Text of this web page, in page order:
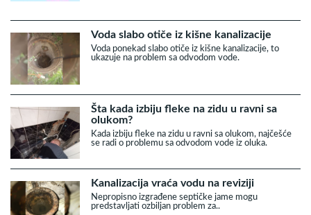
Voda slabo otiče iz kišne kanalizacije
Voda ponekad slabo otiče iz kišne kanalizacije, to
ukazuje na problem sa odvodom vode.
Šta kada izbiju fleke na zidu u ravni sa
olukom?
Kada izbiju fleke na zidu u ravni sa olukom, najčešće
se radi o problemu sa odvodom vode iz oluka.
Kanalizacija vraća vodu na reviziji
Nepropisno izgrađene septičke jame mogu
predstavljati ozbiljan problem za..